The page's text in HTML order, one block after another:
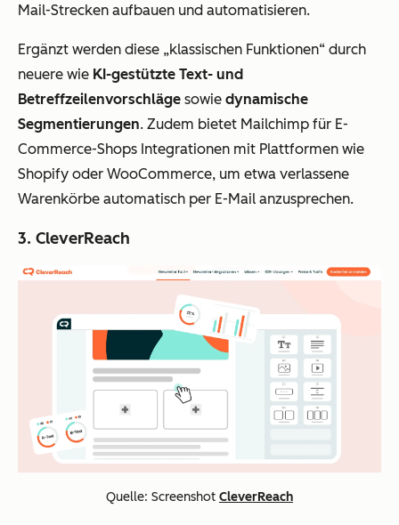
Mail-Strecken aufbauen und automatisieren.
Ergänzt werden diese „klassischen Funktionen“ durch
neuere wie KI-gestützte Text- und
Betreffzeilenvorschläge sowie dynamische
Segmentierungen. Zudem bietet Mailchimp für E-
Commerce-Shops Integrationen mit Plattformen wie
Shopify oder WooCommerce, um etwa verlassene
Warenkörbe automatisch per E-Mail anzusprechen.
3. CleverReach
Quelle: Screenshot CleverReach